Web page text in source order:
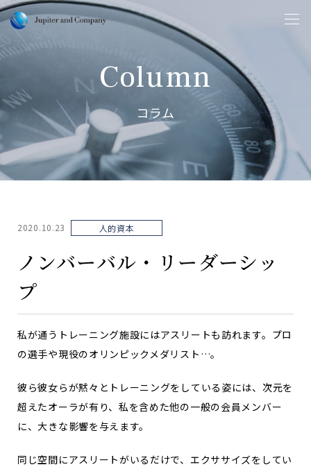
Column
コラム
2020.10.23 人的資本
ノンバーバル・リーダーシッ
プ
私が通うトレーニング施設にはアスリートも訪れます。プロ
の選手や現役のオリンピックメダリスト…。
彼ら彼女らが黙々とトレーニングをしている姿には、次元を
超えたオーラが有り、私を含めた他の一般の会員メンバー
に、大きな影響を与えます。
同じ空間にアスリートがいるだけで、エクササイズをしてい